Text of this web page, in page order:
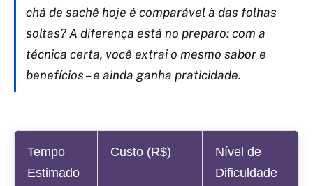
chá de sachê hoje é comparável à das folhas
soltas? A diferença está no preparo: com a
técnica certa, você extrai o mesmo sabor e
benefícios – e ainda ganha praticidade.
Tempo
Estimado
Custo (R$)
Nível de
Dificuldade